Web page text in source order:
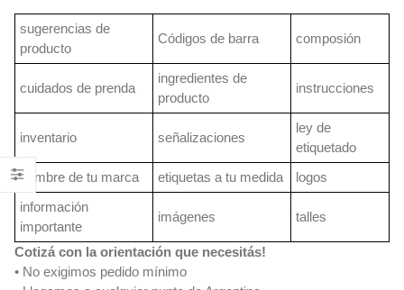
sugerencias de
producto
Códigos de barra composión
cuidados de prenda
ingredientes de
producto
instrucciones
inventario señalizaciones
ley de
etiquetado
nombre de tu marca
etiquetas a tu medida
logos
información
importante
imágenes talles
Cotizá con la orientación que necesitás!
• No exigimos pedido mínimo